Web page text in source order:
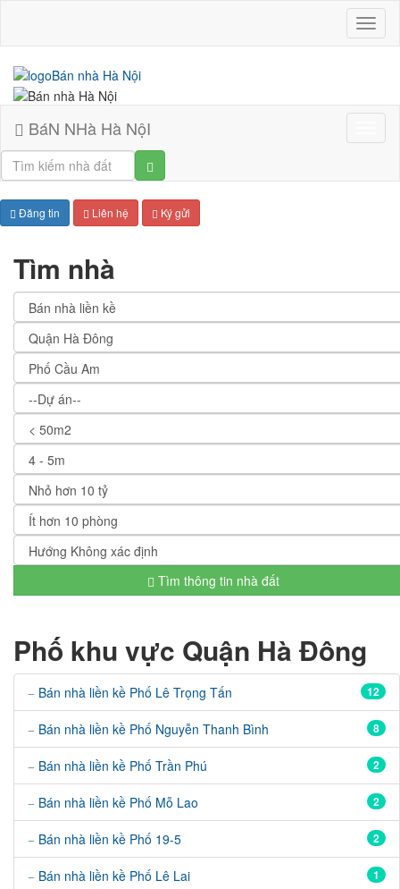
BáN
NHà
nhà
Nội
BáN NHà Hà NộI
Đăng tin Liên hệ Ký gửi
Tìm nhà
Tìm thông tin nhà đất
Phố khu vực Quận Hà Đông
12
Bán nhà liền kề Phố Lê Trọng Tấn
8
Bán nhà liền kề Phố Nguyễn Thanh Bình
2
Bán nhà liền kề Phố Trần Phú
2
Bán nhà liền kề Phố Mỗ Lao
2
Bán nhà liền kề Phố 19-5
1
Bán nhà liền kề Phố Lê Lai